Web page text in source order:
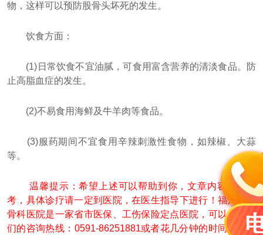
物，这样可以预防股骨头坏死的发生。
饮食方面：
(1)日常饮食不宜油腻，可食用富含营养的清淡食品。防
止高脂血症的发生。
(2)不易食用海鲜及牛羊肉等食品。
(3)服药期间不宜食用辛辣刺激性食物，如辣椒、大蒜
等。
温馨提示：希望上述可以帮助到你，文章内容仅供参
考，具体诊疗请一定到医院，在医生指导下进行！福州中德
骨科医院是一家省市医保、工伤保险定点医院，可以拨打我
们的咨询热线：0591-86251881或者花几分钟的时间咨询在